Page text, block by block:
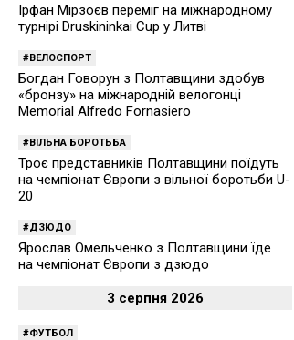
Ірфан Мірзоєв переміг на міжнародному
турнірі Druskininkai Cup у Литві
ВЕЛОСПОРТ
Богдан Говорун з Полтавщини здобув
«бронзу» на міжнародній велогонці
Memorial Alfredo Fornasiero
ВІЛЬНА БОРОТЬБА
Троє представників Полтавщини поїдуть
на чемпіонат Європи з вільної боротьби U-
20
ДЗЮДО
Ярослав Омельченко з Полтавщини їде
на чемпіонат Європи з дзюдо
3 серпня 2026
ФУТБОЛ